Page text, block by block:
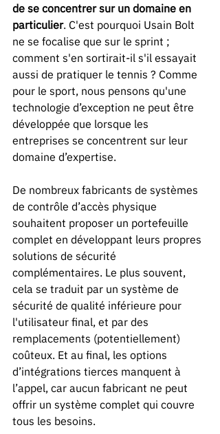
de se concentrer sur un domaine en
particulier. C'est pourquoi Usain Bolt
ne se focalise que sur le sprint ;
comment s'en sortirait-il s'il essayait
aussi de pratiquer le tennis ? Comme
pour le sport, nous pensons qu'une
technologie d’exception ne peut être
développée que lorsque les
entreprises se concentrent sur leur
domaine d’expertise.
De nombreux fabricants de systèmes
de contrôle d’accès physique
souhaitent proposer un portefeuille
complet en développant leurs propres
solutions de sécurité
complémentaires. Le plus souvent,
cela se traduit par un système de
sécurité de qualité inférieure pour
l'utilisateur final, et par des
remplacements (potentiellement)
coûteux. Et au final, les options
d’intégrations tierces manquent à
l’appel, car aucun fabricant ne peut
offrir un système complet qui couvre
tous les besoins.